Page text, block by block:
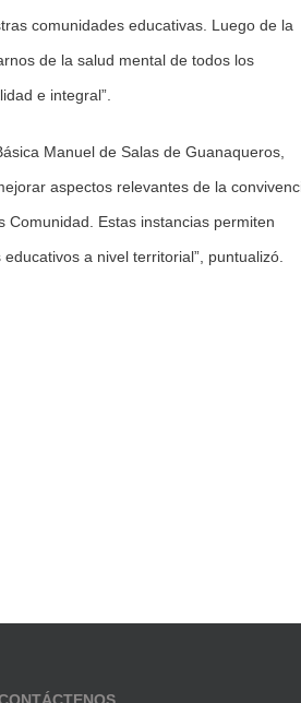
comunidades educativas. Luego de la
de la salud mental de todos los
e integral”.
Manuel de Salas de Guanaqueros,
aspectos relevantes de la
Comunidad. Estas instancias permiten
a nivel territorial”, puntualizó.